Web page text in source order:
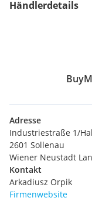
Händlerdetails
Adresse
Industriestraße 1/
2601 Sollenau
Wiener Neustadt
Kontakt
Arkadiusz Orpik
Firmenwebsite